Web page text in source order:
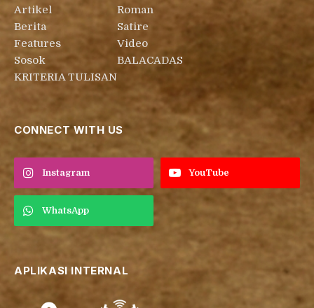
Artikel
Berita
Features
Sosok
KRITERIA TULISAN
Roman
Satire
Video
BALACADAS
CONNECT WITH US
Instagram YouTube
WhatsApp
APLIKASI INTERNAL